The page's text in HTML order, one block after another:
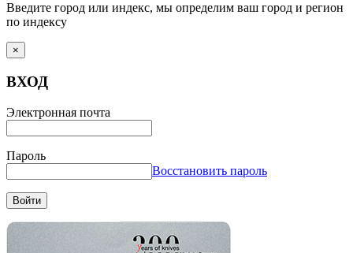
Введите город или индекс, мы определим ваш город и регион
по индексу
×
ВХОД
Электронная почта
Пароль
Восстановить пароль
Войти